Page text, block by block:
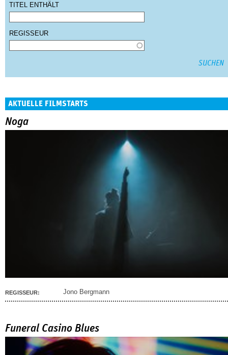
TITEL ENTHÄLT
REGISSEUR
AKTUELLE FILMSTARTS
Noga
REGISSEUR: Jono Bergmann
Funeral Casino Blues